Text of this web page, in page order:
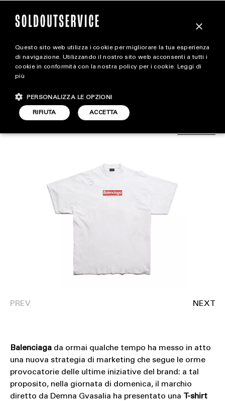
magazine
STYLE
FOOTWEAR
Anche Balenciaga ha fatto
una box logo
STYLE
7 OTTOBRE 2022
Balenciagada ormai qualche tempo ha messo in atto
una nuova strategia di marketing che segue le orme
provocatorie delle ultime iniziative del brand: a tal
proposito, nella giornata di domenica, il marchio
diretto da Demna Gvasalia ha presentato una
T-shirt
×
Questo sito web utilizza i cookie per migliorare la tua esperienza
di navigazione. Utilizzando il nostro sito web acconsenti a tutti i
cookie in conformità con la nostra policy per i cookie. Leggi di
più
ACCETTA
RIFIUTA
PERSONALIZZA LE OPZIONI